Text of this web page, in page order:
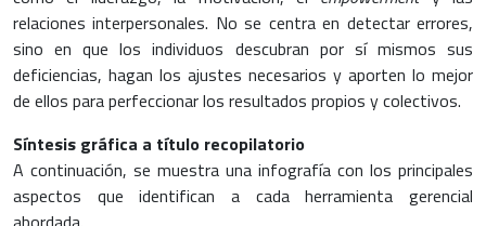
relaciones interpersonales. No se centra en detectar errores,
sino en que los individuos descubran por sí mismos sus
deficiencias, hagan los ajustes necesarios y aporten lo mejor
de ellos para perfeccionar los resultados propios y colectivos.
Síntesis gráfica a título recopilatorio
A continuación, se muestra una infografía con los principales
aspectos que identifican a cada herramienta gerencial